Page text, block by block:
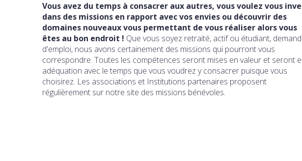
Vous avez du temps à consacrer aux autres, vous voulez vous
dans des missions en rapport avec vos envies ou découvrir des
domaines nouveaux vous permettant de vous réaliser alors vous
êtes au bon endroit ! Que vous soyez retraité, actif ou étudiant,
d'emploi, nous avons certainement des missions qui pourront vous
correspondre. Toutes les compétences seront mises en valeur et seront
adéquation avec le temps que vous voudrez y consacrer puisque vous
choisirez. Les associations et Institutions partenaires proposent
régulièrement sur notre site des missions bénévoles.